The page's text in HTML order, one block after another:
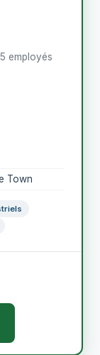
employés
Town